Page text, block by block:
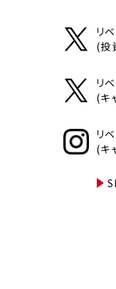
リ
(投
リ
(キ
リ
(キ